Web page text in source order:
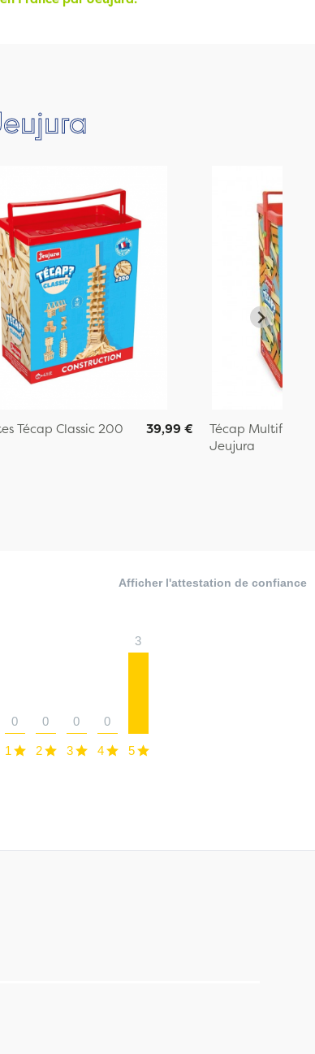
Técap Classic 200
39,99 €
Técap Multiform
Jeujura
Afficher l'attestation de confiance
1
0
2
0
3
0
4
0
5
3